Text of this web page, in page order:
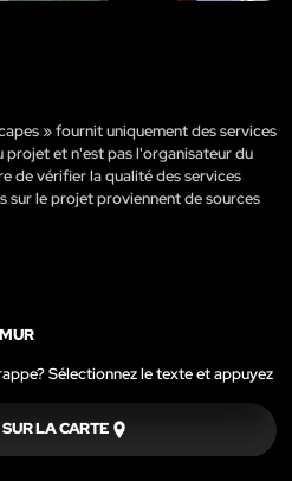
» fournit uniquement des services
et n'est pas l'organisateur du
de vérifier la qualité des services
sur le projet proviennent de sources
Sélectionnez le texte et appuyez
LA CARTE